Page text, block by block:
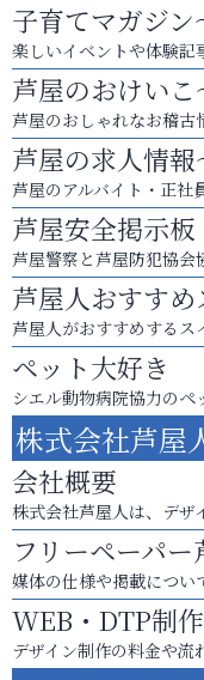
子育てマガジ
楽しいイベントや体験記
芦屋のおけい
芦屋のおしゃれなお稽古
芦屋の求人情
芦屋のアルバイト・正社
芦屋安全掲示板
芦屋警察と芦屋防犯協会
芦屋人おすすめ
芦屋人がおすすめするス
ペット大好き
シエル動物病院協力のペ
株式会社芦屋
会社概要
株式会社芦屋人は、デザ
フリーペーパー
媒体の仕様や掲載につい
WEB・DTP制作
デザイン制作の料金や流